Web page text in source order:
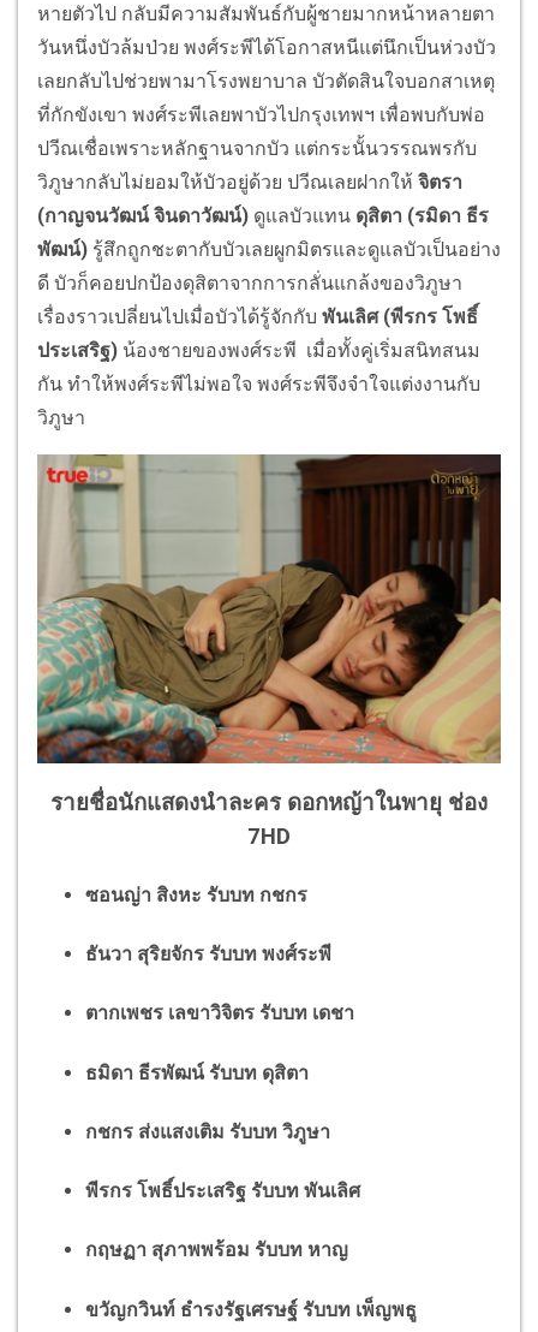
หายตัวไป กลับมีความสัมพันธ์กับผู้ชายมากหน้าหลายตา
วันหนึ่งบัวล้มป่วย พงศ์ระพีได้โอกาสหนีแต่นึกเป็นห่วงบัว
เลยกลับไปช่วยพามาโรงพยาบาล บัวตัดสินใจบอกสาเหตุ
ที่กักขังเขา พงศ์ระพีเลยพาบัวไปกรุงเทพฯ เพื่อพบกับพ่อ
ปวีณเชื่อเพราะหลักฐานจากบัว แต่กระนั้นวรรณพรกับ
วิภูษากลับไม่ยอมให้บัวอยู่ด้วย ปวีณเลยฝากให้ จิตรา
(กาญจนวัฒน์ จินดาวัฒน์) ดูแลบัวแทน ดุสิตา (รมิดา ธีร
พัฒน์) รู้สึกถูกชะตากับบัวเลยผูกมิตรและดูแลบัวเป็นอย่าง
ดี บัวก็คอยปกป้องดุสิตาจากการกลั่นแกล้งของวิภูษา
เรื่องราวเปลี่ยนไปเมื่อบัวได้รู้จักกับ พันเลิศ (พีรกร โพธิ์
ประเสริฐ) น้องชายของพงศ์ระพี เมื่อทั้งคู่เริ่มสนิทสนม
กัน ทำให้พงศ์ระพีไม่พอใจ พงศ์ระพีจึงจำใจแต่งงานกับ
วิภูษา
รายชื่อนักแสดงนำละคร ดอกหญ้าในพายุ ช่อง
7HD
ซอนญ่า สิงหะ รับบท กชกร
ธันวา สุริยจักร รับบท พงศ์ระพี
ตากเพชร เลขาวิจิตร รับบท เดชา
ธมิดา ธีรพัฒน์ รับบท ดุสิตา
กชกร ส่งแสงเติม รับบท วิภูษา
พีรกร โพธิ์ประเสริฐ รับบท พันเลิศ
กฤษฏา สุภาพพร้อม รับบท หาญ
ขวัญกวินท์ ธำรงรัฐเศรษฐ์ รับบท เพ็ญพธู